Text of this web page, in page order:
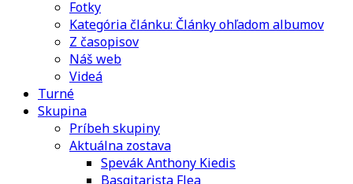
Fotky
Kategória článku: Články ohľadom albumov
Z časopisov
Náš web
Videá
Turné
Skupina
Príbeh skupiny
Aktuálna zostava
Spevák Anthony Kiedis
Basgitarista Flea